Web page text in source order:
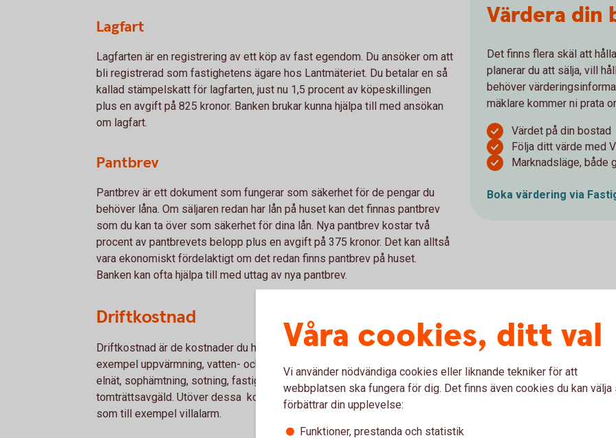
Lagfart
Lagfarten är en registrering av ett köp av fast egendom. Du ansöker om att
bli registrerad som fastighetens ägare hos Lantmäteriet. Du betalar en så
kallad stämpelskatt för lagfarten, just nu 1,5 procent av köpeskillingen
plus en avgift på 825 kronor. Banken brukar kunna hjälpa till med ansökan
om lagfart.
Pantbrev
Pantbrev är ett dokument som fungerar som säkerhet för de pengar du
behöver låna. Om säljaren redan har lån på huset kan det finnas pantbrev
som du kan ta över som säkerhet för dina lån. Nya pantbrev kostar två
procent av pantbrevets belopp plus en avgift på 375 kronor. Det kan alltså
vara ekonomiskt fördelaktigt om det redan finns pantbrev på huset.
Banken kan ofta hjälpa till med uttag av nya pantbrev.
Driftkostnad
Driftkostnad är de kostnader du har för att kunna bo i din bostad, till
exempel uppvärmning, vatten- och avlopp, hushållsel och kostnad för
elnät, sophämtning, sotning, fastighetsavgift, villahemförsäkring och
tomträttsavgäld. Utöver dessa kostnader tillkommer ofta andra kostnader,
som till exempel villalarm.
Värdera din
Det finns flera skäl att
planerar du att sälja, vill
behöver
mäklare kommer ni prata
Värdet på din bostad
Följa ditt värde med
Marknadsläge, både
Boka värdering via
Våra cookies, ditt val
Vi använder nödvändiga cookies eller liknande tekniker för att
webbplatsen ska fungera för dig. Det finns även cookies du kan välja
förbättrar din upplevelse:
Funktioner, prestanda och statistik